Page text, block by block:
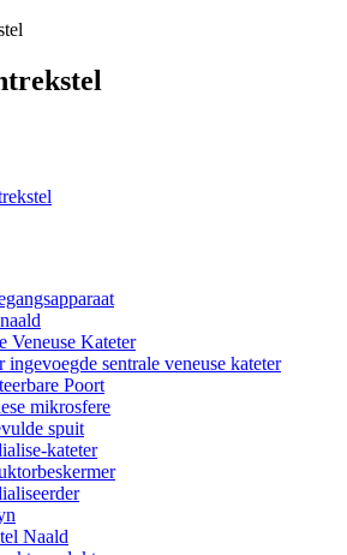
Veneuse Kateter
ingevoegde sentrale veneuse kateter
Poort
mikrosfere
spuit
kateter
Naald